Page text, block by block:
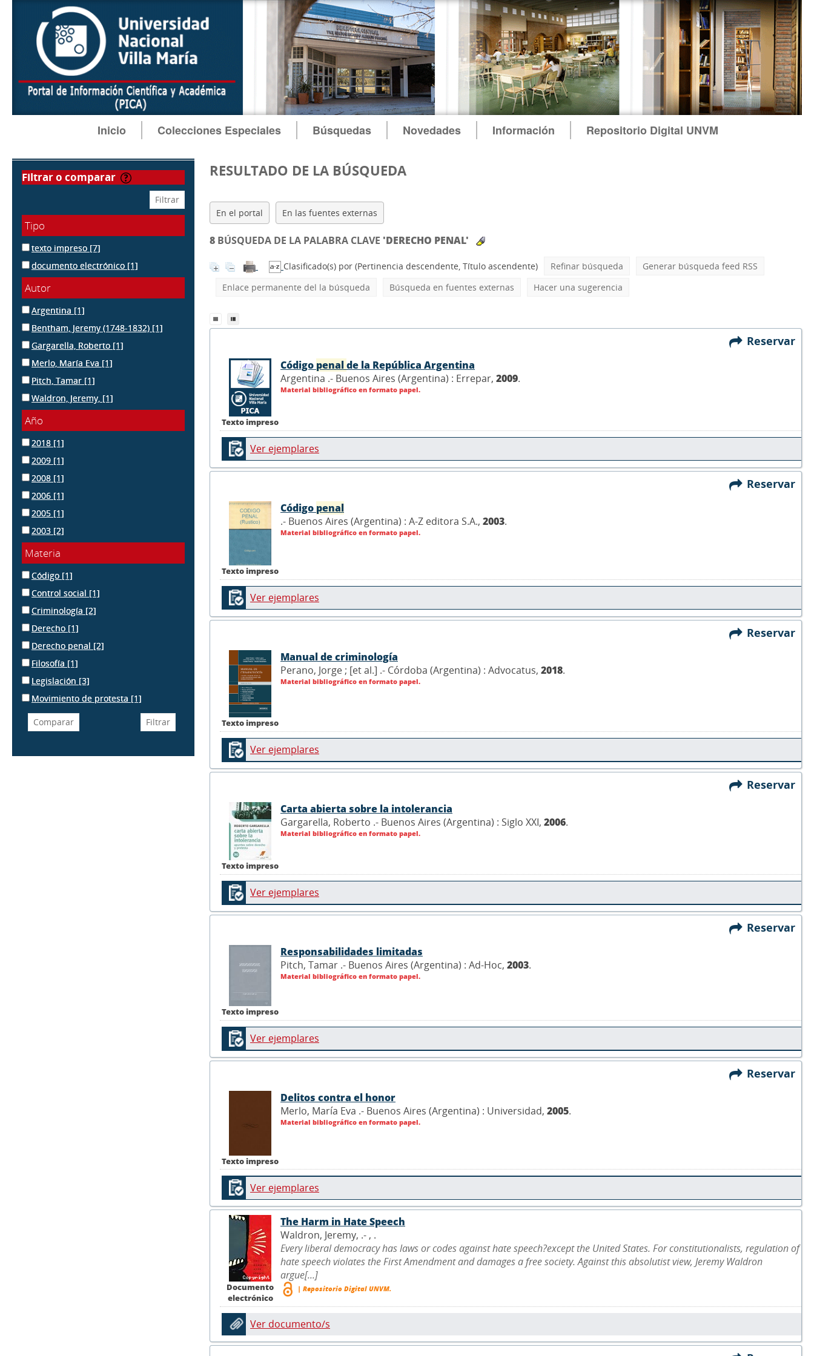
Inicio Colecciones Especiales Búsquedas Novedades Información Repositorio Digital UNVM
filtrar o comparar
Tipo
texto impreso [7]
documento electrónico [1]
Autor
Argentina [1]
Bentham, Jeremy (1748-1832) [1]
Gargarella, Roberto [1]
Merlo, María Eva [1]
Pitch, Tamar [1]
Waldron, Jeremy, [1]
Año
2018 [1]
2009 [1]
2008 [1]
2006 [1]
2005 [1]
2003 [2]
Materia
Código [1]
Control social [1]
Criminología [2]
Derecho [1]
Derecho penal [2]
Filosofía [1]
Legislación [3]
Movimiento de protesta [1]
RESULTADO DE LA BÚSQUEDA
En el portal En las fuentes externas
8 BÚSQUEDA DE LA PALABRA CLAVE 'DERECHO PENAL'
Clasificado(s) por (Pertinencia descendente, Título ascendente) Refinar búsqueda
Generar búsqueda feed RSS
Enlace permanente del la búsqueda
Búsqueda en fuentes externas Hacer una sugerencia
Reservar
Texto impreso
Código penalde la República Argentina
Argentina .- Buenos Aires (Argentina) : Errepar, 2009.
Material bibliográfico en formato papel.
Ver ejemplares
Reservar
Texto impreso
Código penal
.- Buenos Aires (Argentina) : A-Z editora S.A., 2003.
Material bibliográfico en formato papel.
Ver ejemplares
Reservar
Texto impreso
Manual de criminología
Perano, Jorge ; [et al.] .- Córdoba (Argentina) : Advocatus, 2018.
Material bibliográfico en formato papel.
Ver ejemplares
Reservar
Texto impreso
Carta abierta sobre la intolerancia
Gargarella, Roberto .- Buenos Aires (Argentina) : Siglo XXI, 2006.
Material bibliográfico en formato papel.
Ver ejemplares
Reservar
Texto impreso
Responsabilidades limitadas
Pitch, Tamar .- Buenos Aires (Argentina) : Ad-Hoc, 2003.
Material bibliográfico en formato papel.
Ver ejemplares
Reservar
Texto impreso
Delitos contra el honor
Merlo, María Eva .- Buenos Aires (Argentina) : Universidad, 2005.
Material bibliográfico en formato papel.
Ver ejemplares
Documento
electrónico
The Harm in Hate Speech
Waldron, Jeremy, .- , .
Every liberal democracy has laws or codes against hate speech?except the United States. For constitutionalists, regulation of
hate speech violates the First Amendment and damages a free society. Against this absolutist view, Jeremy Waldron
argue[...]
| Repositorio Digital UNVM.
Ver documento/s